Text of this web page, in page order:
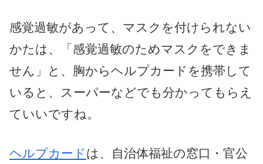
感覚過敏があって、マスクを付けられない
かたは、「感覚過敏のためマスクをできま
せん」と、胸からヘルプカードを携帯して
いると、スーパーなどでも分かってもらえ
ていいですね。
ヘルプカードは、自治体福祉の窓口・官公